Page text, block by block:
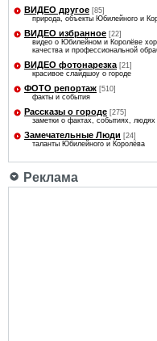
ВИДЕО другое [85]
природа, объекты Юбилейного и
ВИДЕО избранное [22]
видео о Юбилейном и Королёве
качества и профессиональной
ВИДЕО фотонарезка [21]
красивое слайдшоу о городе
ФОТО репортаж [510]
факты и события
Рассказы о городе [275]
заметки о фактах, событиях, людях
Замечательные Люди [24]
таланты Юбилейного и Королёва
Реклама